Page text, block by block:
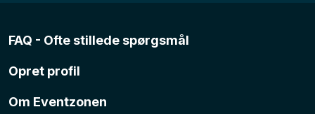
FAQ - Ofte stillede spørgsmål
Opret profil
Om Eventzonen